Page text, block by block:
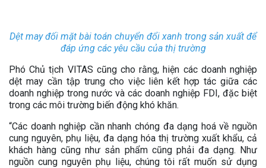
Dệt may đối mặt bài toán chuyển đổi xanh trong sản xuất để
đáp ứng các yêu cầu của thị trường
Phó Chủ tịch VITAS cũng cho rằng, hiện các doanh nghiệp
dệt may cần tập trung cho việc liên kết hợp tác giữa các
doanh nghiệp trong nước và các doanh nghiệp FDI, đặc biệt
trong các môi trường biến động khó khăn.
“Các doanh nghiệp cần nhanh chóng đa dạng hoá về nguồn
cung nguyên, phụ liệu, đa dạng hóa thị trường xuất khẩu, cả
khách hàng cũng như sản phẩm cũng phải đa dạng. Như
nguồn cung nguyên phụ liệu, chúng tôi rất muốn sử dụng